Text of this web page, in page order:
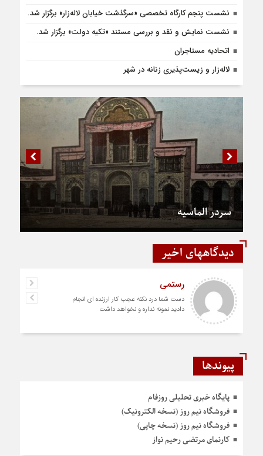
نشست پنجم کارگاه تخصصی «سرگذشت خیابان لاله‌زار» برگزار شد.
نشست نمایش و نقد و بررسی مستند «تکیه دولت» برگزار شد.
اتحادیه مستاجران
لاله‌زار و زیست‌پذیری زنانه در شهر
سردر الماسیه
دیدگاههای اخیر
رستمی
دست شما درد نکنه عجب کار ارزنده ای انجام
دادید نمونه نداره و نخواهد داشت
پیوندها
پایگاه خبری تحلیلی روزفام
فروشگاه نیم روز (نسخه الکترونیک)
فروشگاه نیم روز (نسخه چاپی)
کارنمای مرتضی رحیم نواز